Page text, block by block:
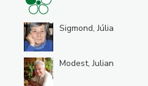
Sigmond, Júlia
Modest, Julian